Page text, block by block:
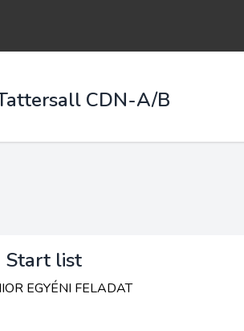
CDN-A/B
Start list
EGYÉNI FELADAT